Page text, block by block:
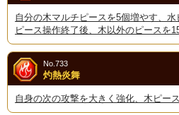
自分の木マルチピースを5個増やす、水
ピース操作終了後、木以外のピースを
灼熱炎舞
No.733
自身の次の攻撃を大きく強化、木ピー